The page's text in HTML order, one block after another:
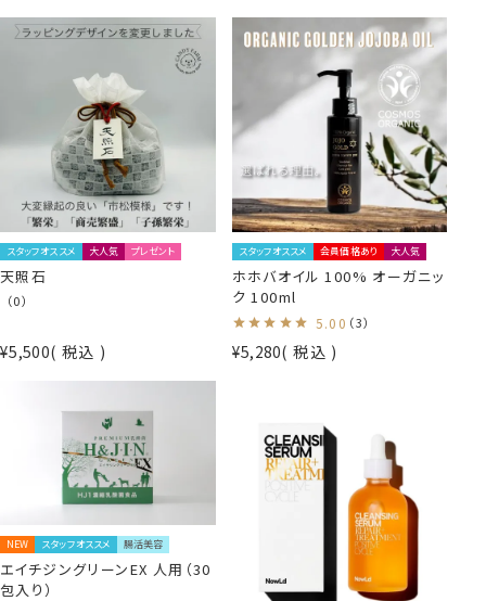
スタッフオススメ 大人気 プレゼント
天照石
（0）
¥5,500 税込
スタッフオススメ 会員価格あり 大人気
ホホバオイル 100% オーガニッ
ク 100ml
5.00 （3）
¥5,280 税込
NEW スタッフオススメ 腸活美容
エイチジングリーンEX 人用（30
包入り）